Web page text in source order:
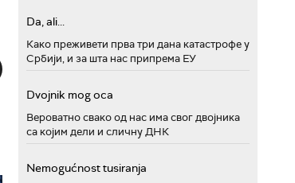
Da, ali...
Како преживети прва три дана катастрофе у
Србији, и за шта нас припрема ЕУ
Dvojnik mog oca
Вероватно свако од нас има свог двојника
са којим дели и сличну ДНК
Nemogućnost tusiranja